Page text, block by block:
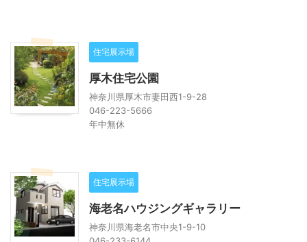
住宅展示場
厚木住宅公園
神奈川県厚木市妻田西1-9-28
046-223-5666
年中無休
住宅展示場
海老名ハウジングギャラリー
神奈川県海老名市中央1-9-10